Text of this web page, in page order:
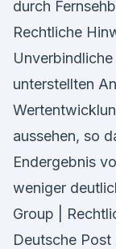
durch
Rechtliche
unterstellten
aussehen, so
Endergebnis
weniger
Group |
Deutsche